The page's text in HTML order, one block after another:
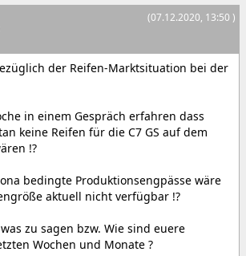
(07.12.2020, 13:50 )
der Reifen-Marktsituation bei der
in einem Gespräch erfahren dass
keine Reifen für die C7 GS auf dem
!?
bedingte Produktionsengpässe wäre
aktuell nicht verfügbar !?
zu sagen bzw. Wie sind euere
Wochen und Monate ?